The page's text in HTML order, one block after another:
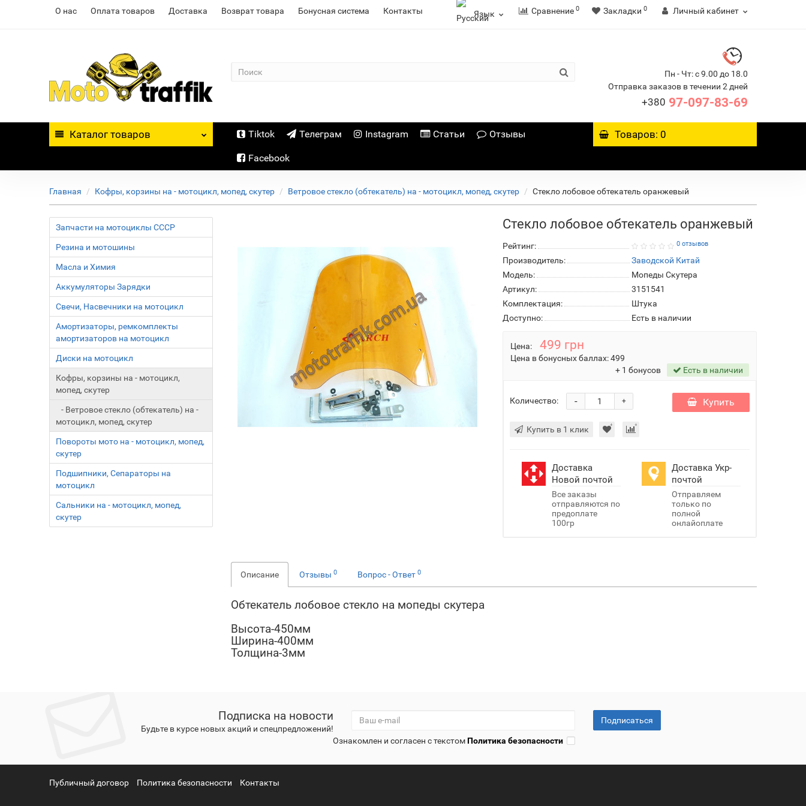
О нас Оплата товаров Доставка Возврат товара Бонусная система Контакты Язык Сравнение 0 Закладки 0 Личный кабинет
Пн - Чт: с 9.00 до 18.0
Отправка заказов в течении 2 дней
+380 97-097-83-69
Каталог товаров Tiktok Телеграм Instagram Статьи Отзывы
Facebook
Товаров: 0
Главная Кофры, корзины на - мотоцикл, мопед, скутер Ветровое стекло (обтекатель) на - мотоцикл, мопед, скутер Стекло лобовое обтекатель оранжевый
Запчасти на мотоциклы СССР
Резина и мотошины
Масла и Химия
Аккумуляторы Зарядки
Свечи, Насвечники на мотоцикл
Амортизаторы, ремкомплекты
амортизаторов на мотоцикл
Диски на мотоцикл
Кофры, корзины на - мотоцикл,
мопед, скутер
- Ветровое стекло (обтекатель) на -
мотоцикл, мопед, скутер
Повороты мото на - мотоцикл, мопед,
скутер
Подшипники, Сепараторы на
мотоцикл
Сальники на - мотоцикл, мопед,
скутер
Стекло лобовое обтекатель оранжевый
Рейтинг: 0 отзывов
Производитель:
Заводской Китай
Модель:
Мопеды Скутера
Артикул:
3151541
Комплектация:
Штука
Доступно:
Есть в наличии
Цена: 499 грн
Цена в бонусных баллах:499
+ 1 бонусов
Есть в наличии
Количество: +
- Купить
Купить в 1 клик
Доставка
Новой почтой
Все заказы
отправляются по
предоплате
100гр
Доставка Укр-
почтой
Отправляем
только по
полной
онлайоплате
Описание Отзывы 0 Вопрос - Ответ 0
Обтекатель лобовое стекло на мопеды скутера
Высота-450мм
Ширина-400мм
Толщина-3мм
Подписка на новости
Будьте в курсе новых акций и спецпредложений!
Подписаться
Ознакомлен и согласен с текстомПолитика безопасности
Публичный договор Политика безопасности Контакты